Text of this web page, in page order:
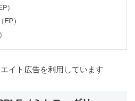
）
）
イト広告を利用しています